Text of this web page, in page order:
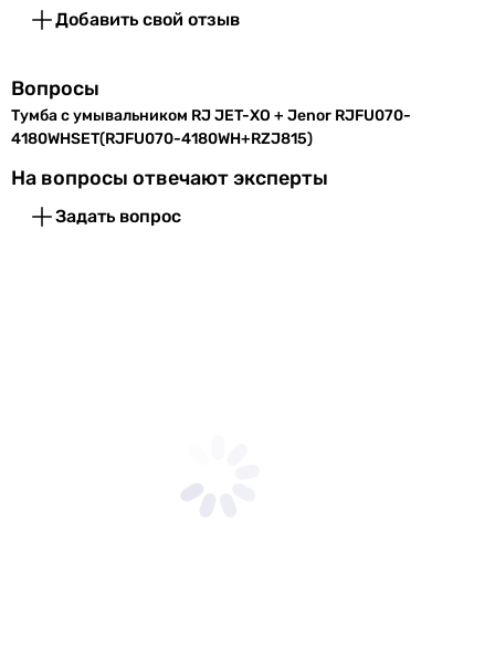
Добавить свой отзыв
Вопросы
Тумба с умывальником RJ JET-ХО + Jenor RJFU070-
4180WHSET(RJFU070-4180WH+RZJ815)
На вопросы отвечают эксперты
Задать вопрос